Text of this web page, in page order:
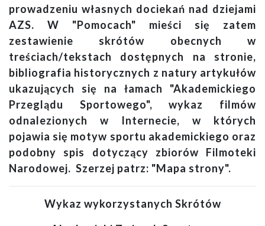
prowadzeniu własnych dociekań nad dziejami
AZS. W "Pomocach" mieści się zatem
zestawienie skrótów obecnych w
treściach/tekstach dostępnych na stronie,
bibliografia historycznych z natury artykułów
ukazujących się na łamach "Akademickiego
Przeglądu Sportowego", wykaz filmów
odnalezionych w Internecie, w których
pojawia się motyw sportu akademickiego oraz
podobny spis dotyczący zbiorów Filmoteki
Narodowej. Szerzej patrz: "Mapa strony".
Wykaz wykorzystanych Skrótów